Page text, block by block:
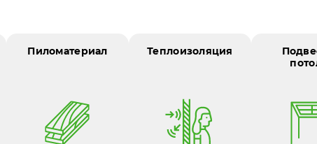
Пиломатериал Теплоизоляция